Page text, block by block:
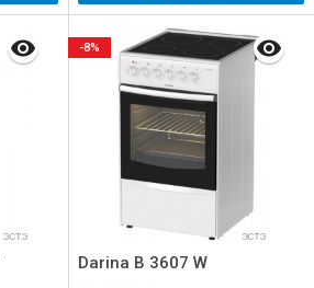
Darina B 3607 W
-8%